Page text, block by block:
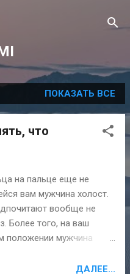
ПОКАЗАТЬ ВСЕ
что
на пальце еще не
вам мужчина холост.
вообще не
Более того, на ваш
положении мужчина
ДАЛЕЕ...